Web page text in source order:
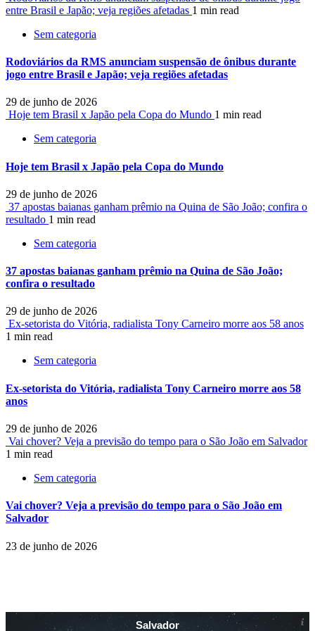
entre Brasil e Japão; veja regiões afetadas 1 min read
Sem categoria
Rodoviários da RMS anunciam suspensão de ônibus durante
jogo entre Brasil e Japão; veja regiões afetadas
29 de junho de 2026
Hoje tem Brasil x Japão pela Copa do Mundo 1 min read
Sem categoria
Hoje tem Brasil x Japão pela Copa do Mundo
29 de junho de 2026
37 apostas baianas ganham prêmio na Quina de São João; confira o
resultado 1 min read
Sem categoria
37 apostas baianas ganham prêmio na Quina de São João;
confira o resultado
29 de junho de 2026
Ex-setorista do Vitória, radialista Tony Carneiro morre aos 58 anos
1 min read
Sem categoria
Ex-setorista do Vitória, radialista Tony Carneiro morre aos 58
anos
29 de junho de 2026
Vai chover? Veja a previsão do tempo para o São João em Salvador
1 min read
Sem categoria
Vai chover? Veja a previsão do tempo para o São João em
Salvador
23 de junho de 2026
Salvador